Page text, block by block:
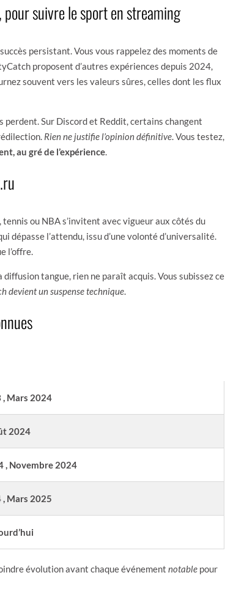
suivre le sport en streaming
persistant. Vous vous rappelez des moments de
proposent d’autres expériences depuis 2024,
souvent vers les valeurs sûres, celles dont les flux
perdent. Sur Discord et Reddit, certains changent
Rien ne justifie l’opinion définitive. Vous testez,
au gré de l’expérience.
ou NBA s’invitent avec vigueur aux côtés du
l’attendu, issu d’une volonté d’universalité.
l’offre.
diffusion tangue, rien ne paraît acquis. Vous subissez ce
devient un suspense technique.
, Mars 2024
2024
, Novembre 2024
, Mars 2025
évolution avant chaque événement notable pour